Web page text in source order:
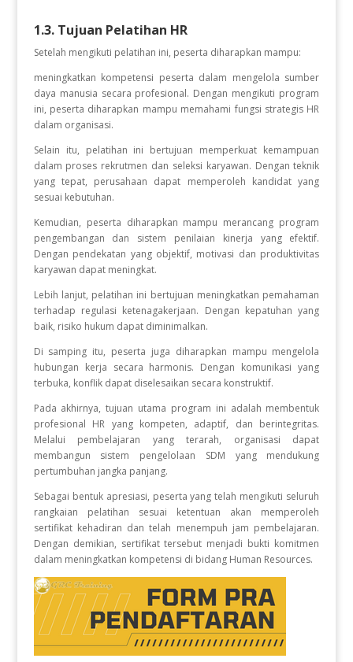
1.3. Tujuan Pelatihan HR
Setelah mengikuti pelatihan ini, peserta diharapkan mampu:
meningkatkan kompetensi peserta dalam mengelola sumber
daya manusia secara profesional. Dengan mengikuti program
ini, peserta diharapkan mampu memahami fungsi strategis HR
dalam organisasi.
Selain itu, pelatihan ini bertujuan memperkuat kemampuan
dalam proses rekrutmen dan seleksi karyawan. Dengan teknik
yang tepat, perusahaan dapat memperoleh kandidat yang
sesuai kebutuhan.
Kemudian, peserta diharapkan mampu merancang program
pengembangan dan sistem penilaian kinerja yang efektif.
Dengan pendekatan yang objektif, motivasi dan produktivitas
karyawan dapat meningkat.
Lebih lanjut, pelatihan ini bertujuan meningkatkan pemahaman
terhadap regulasi ketenagakerjaan. Dengan kepatuhan yang
baik, risiko hukum dapat diminimalkan.
Di samping itu, peserta juga diharapkan mampu mengelola
hubungan kerja secara harmonis. Dengan komunikasi yang
terbuka, konflik dapat diselesaikan secara konstruktif.
Pada akhirnya, tujuan utama program ini adalah membentuk
profesional HR yang kompeten, adaptif, dan berintegritas.
Melalui pembelajaran yang terarah, organisasi dapat
membangun sistem pengelolaan SDM yang mendukung
pertumbuhan jangka panjang.
Sebagai bentuk apresiasi, peserta yang telah mengikuti seluruh
rangkaian pelatihan sesuai ketentuan akan memperoleh
sertifikat kehadiran dan telah menempuh jam pembelajaran.
Dengan demikian, sertifikat tersebut menjadi bukti komitmen
dalam meningkatkan kompetensi di bidang Human Resources.